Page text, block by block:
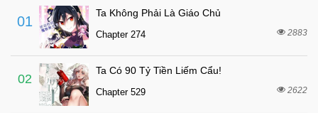
Chapter 21
Chapter 20
Chapter 19
Chapter 18 7 tháng trước
Chapter 17
01
Ta Không Phải Là Giáo Chủ
Chapter 274 2883
02
Ta Có 90 Tỷ Tiền Liếm Cẩu!
Chapter 529 2622